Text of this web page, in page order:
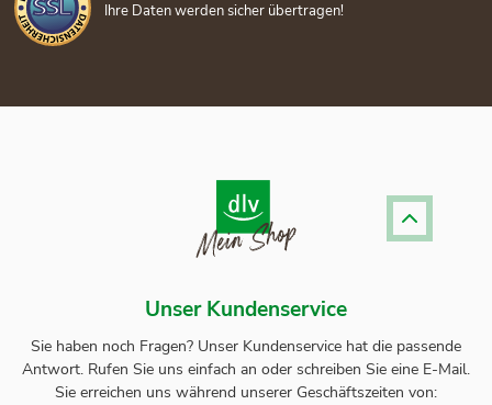
Ihre Daten werden sicher übertragen!
Unser Kundenservice
Sie haben noch Fragen? Unser Kundenservice hat die passende
Antwort. Rufen Sie uns einfach an oder schreiben Sie eine E-Mail.
Sie erreichen uns während unserer Geschäftszeiten von: